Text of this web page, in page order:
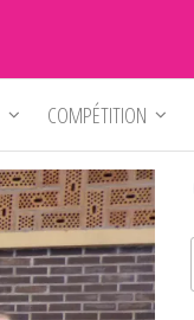
COMPÉTITION